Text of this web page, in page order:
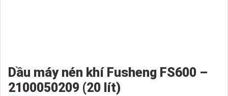
Dầu máy nén khí Fusheng FS600 –
2100050209 (20 lít)